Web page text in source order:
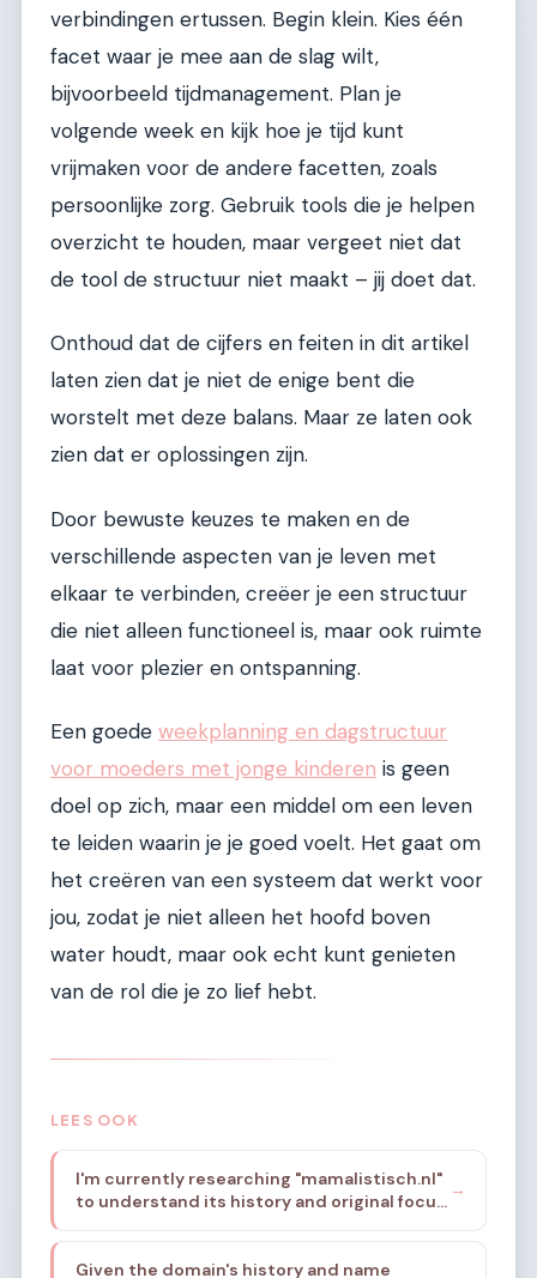
verbindingen ertussen. Begin klein. Kies één
facet waar je mee aan de slag wilt,
bijvoorbeeld tijdmanagement. Plan je
volgende week en kijk hoe je tijd kunt
vrijmaken voor de andere facetten, zoals
persoonlijke zorg. Gebruik tools die je helpen
overzicht te houden, maar vergeet niet dat
de tool de structuur niet maakt – jij doet dat.
Onthoud dat de cijfers en feiten in dit artikel
laten zien dat je niet de enige bent die
worstelt met deze balans. Maar ze laten ook
zien dat er oplossingen zijn.
Door bewuste keuzes te maken en de
verschillende aspecten van je leven met
elkaar te verbinden, creëer je een structuur
die niet alleen functioneel is, maar ook ruimte
laat voor plezier en ontspanning.
Een goede weekplanning en dagstructuur
voor moeders met jonge kinderen is geen
doel op zich, maar een middel om een leven
te leiden waarin je je goed voelt. Het gaat om
het creëren van een systeem dat werkt voor
jou, zodat je niet alleen het hoofd boven
water houdt, maar ook echt kunt genieten
van de rol die je zo lief hebt.
LEES OOK
I'm currently researching "mamalistisch.nl"
to understand its history and original focus.
platform supporting mothers in their daily
lives, emphasizing structure, organization,
→
Given the domain's history and name